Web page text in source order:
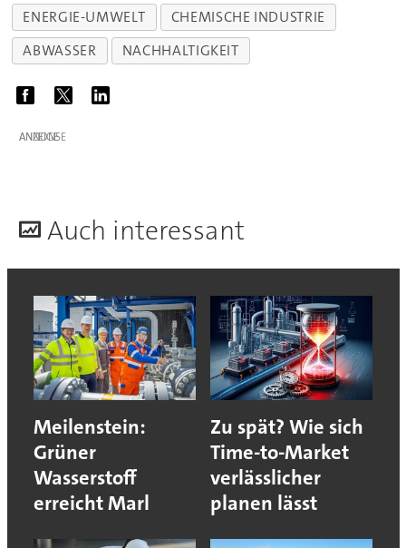
ENERGIE-UMWELT
CHEMISCHE INDUSTRIE
ABWASSER
NACHHALTIGKEIT
ANZEIGE
Auch interessant
Meilenstein:
Grüner
Wasserstoff
erreicht Marl
Zu spät? Wie sich
Time-to-Market
verlässlicher
planen lässt